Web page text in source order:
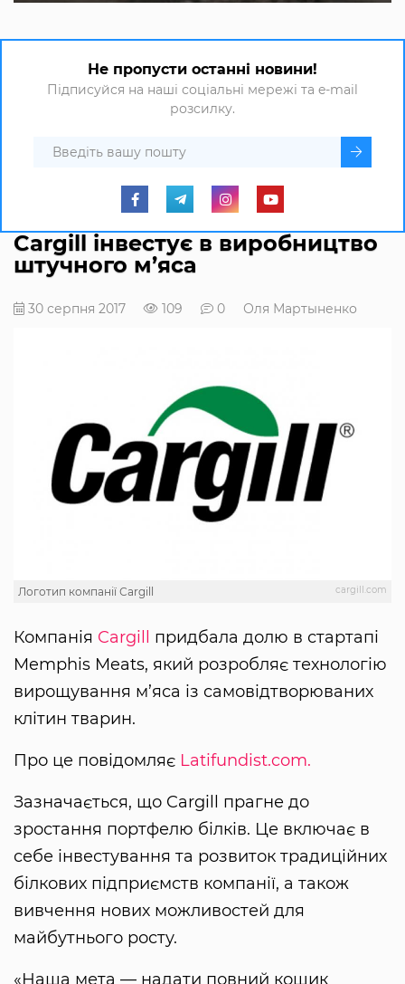
Не пропусти останні новини!
Підписуйся на наші соціальні мережі та e-mail
розсилку.
Cargill інвестує в виробництво
штучного м’яса
30 серпня 2017 109 0 Оля Мартыненко
cargill.com
Логотип компанії Сargill
Компанія Cargill придбала долю в стартапі
Memphis Meats, який розробляє технологію
вирощування м’яса із самовідтворюваних
клітин тварин.
Про це повідомляє Latifundist.com.
Зазначається, що Cargill прагне до
зростання портфелю білків. Це включає в
себе інвестування та розвиток традиційних
білкових підприємств компанії, а також
вивчення нових можливостей для
майбутнього росту.
«Наша мета — надати повний кошик